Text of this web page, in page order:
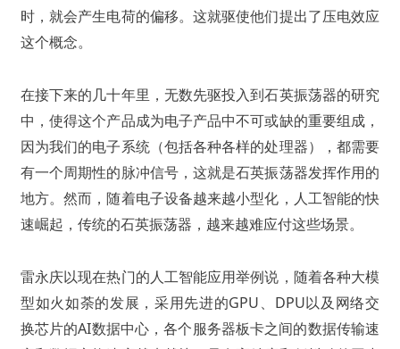
时，就会产生电荷的偏移。这就驱使他们提出了压电效应
这个概念。
在接下来的几十年里，无数先驱投入到石英振荡器的研究
中，使得这个产品成为电子产品中不可或缺的重要组成，
因为我们的电子系统（包括各种各样的处理器），都需要
有一个周期性的脉冲信号，这就是石英振荡器发挥作用的
地方。然而，随着电子设备越来越小型化，人工智能的快
速崛起，传统的石英振荡器，越来越难应付这些场景。
雷永庆以现在热门的人工智能应用举例说，随着各种大模
型如火如荼的发展，采用先进的GPU、DPU以及网络交
换芯片的AI数据中心，各个服务器板卡之间的数据传输速